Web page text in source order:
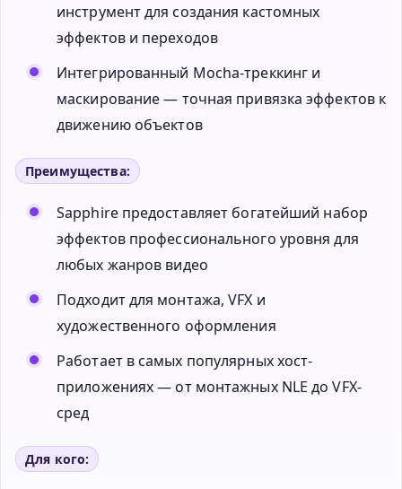
инструмент для создания кастомных
эффектов и переходов
Интегрированный Mocha-треккинг и
маскирование — точная привязка эффектов к
движению объектов
Преимущества:
Sapphire предоставляет богатейший набор
эффектов профессионального уровня для
любых жанров видео
Подходит для монтажа, VFX и
художественного оформления
Работает в самых популярных хост-
приложениях — от монтажных NLE до VFX-
сред
Для кого: